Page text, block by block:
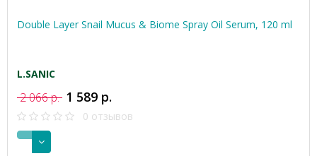
Double Layer Snail Mucus & Biome Spray Oil Serum, 120 ml
L.SANIC
2 066 р. 1 589 р.
0 отзывов